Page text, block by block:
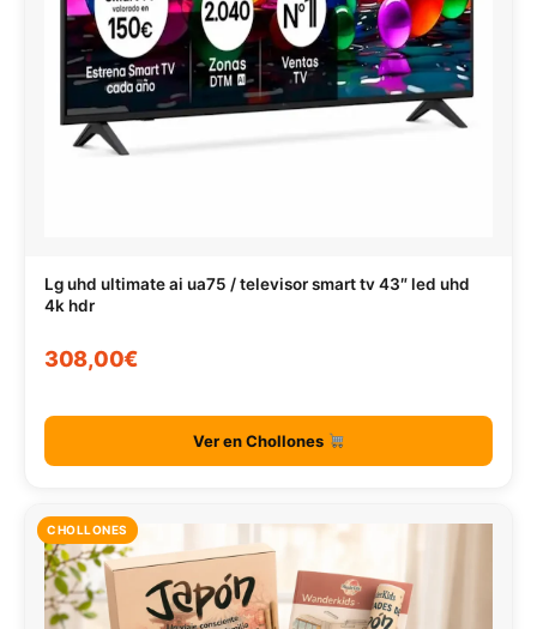
Lg uhd ultimate ai ua75 / televisor smart tv 43″ led uhd
4k hdr
308,00€
Ver en Chollones
CHOLLONES